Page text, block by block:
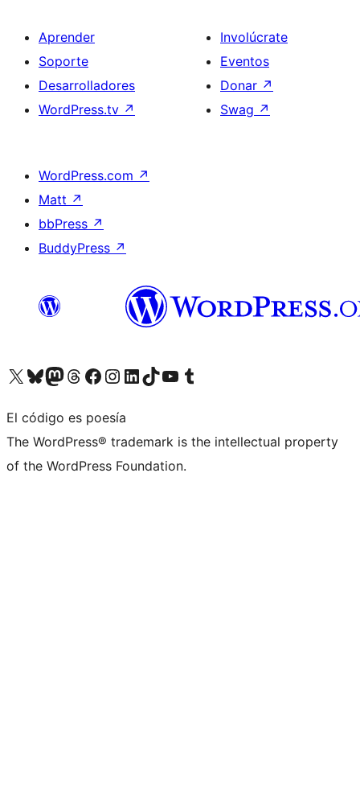
Aprender
Soporte
Desarrolladores
WordPress.tv ↗
Involúcrate
Eventos
Donar ↗
Swag ↗
WordPress.com ↗
Matt ↗
bbPress ↗
BuddyPress ↗
Visita nuestra cuenta de X (anteriormente Twitter)
Visita nuestra cuenta de Bluesky
Visita nuestra cuenta de Mastodon
Visita nuestra cuenta de Threads
Visita nuestra página de Facebook
Visita nuestra cuenta de Instagram
Visita nuestra cuenta de LinkedIn
Visita nuestra cuenta de TikTok
Visita nuestro canal de YouTube
Visita nuestra cuenta de Tumblr
El código es poesía
The WordPress® trademark is the intellectual property
of the WordPress Foundation.